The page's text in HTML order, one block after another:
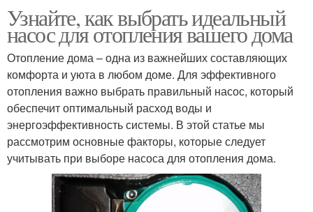
Узнайте, как выбрать идеальный
насос для отопления вашего дома
Отопление дома – одна из важнейших составляющих
комфорта и уюта в любом доме. Для эффективного
отопления важно выбрать правильный насос, который
обеспечит оптимальный расход воды и
энергоэффективность системы. В этой статье мы
рассмотрим основные факторы, которые следует
учитывать при выборе насоса для отопления дома.